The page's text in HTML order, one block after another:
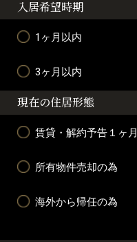
入居希望時期
1ヶ月以内
3ヶ月以内
現在の住居形態
賃貸・解約予告１ヶ月
所有物件売却の為
海外から帰任の為